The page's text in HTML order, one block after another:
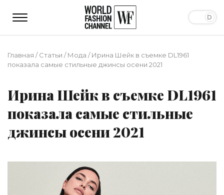
Главная /Статьи /Мода /Ирина Шейк в съемке DL1961
показала самые стильные джинсы осени 2021
Ирина Шейк в съемке DL1961
показала самые стильные
джинсы осени 2021